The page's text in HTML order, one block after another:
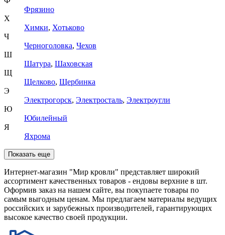
Фрязино
Х
Химки, Хотьково
Ч
Черноголовка, Чехов
Ш
Шатура, Шаховская
Щ
Щелково, Щербинка
Э
Электрогорск, Электросталь, Электроугли
Ю
Юбилейный
Я
Яхрома
Показать еще
Интернет-магазин "Мир кровли" представляет широкий
ассортимент качественных товаров - ендовы верхние в шт.
Оформив заказ на нашем сайте, вы покупаете товары по
самым выгодным ценам. Мы предлагаем материалы ведущих
российских и зарубежных производителей, гарантирующих
высокое качество своей продукции.